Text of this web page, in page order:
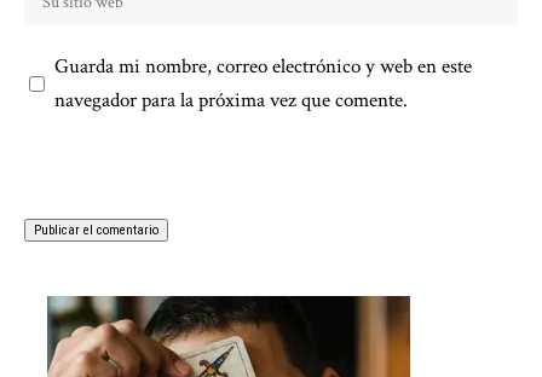
Guarda mi nombre, correo electrónico y web en este
navegador para la próxima vez que comente.